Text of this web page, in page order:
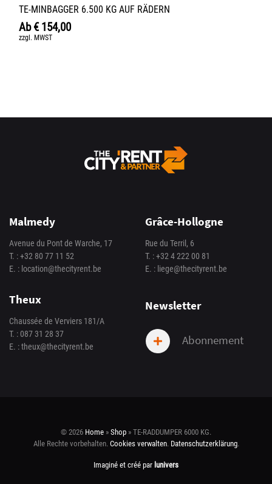
TE-MINBAGGER 6.500 KG AUF RÄDERN
Ab€154,00
zzgl. MWST
Malmedy
Avenue du Pont de Warche, 17
T. :+32 80 77 11 52
E. : location@thecityrent.be
Grâce-Hollogne
Rue du Terril, 6
T. :+32 4 222 00 81
E. : liege@thecityrent.be
Theux
Chaussée de Verviers 181/A
T. :087 31 28 37
E. :theux@thecityrent.be
Newsletter
Abonnement
© 2026 Home » Shop » TE-RADDUMPER 6000 KG.
Alle Rechte vorbehalten. Cookies verwalten. Datenschutzerklärung.
Imaginé et créé par lunivers